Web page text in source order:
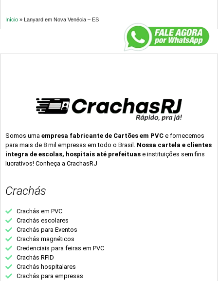
Início » Lanyard em Nova Venécia – ES
Somos uma empresa fabricante de Cartões em PVC e fornecemos
para mais de 8 mil empresas em todo o Brasil. Nossa cartela e clientes
integra de escolas, hospitais até prefeituas e instituições sem fins
lucrativos! Conheça a CrachasRJ
Crachás
Crachás em PVC
Crachás escolares
Crachás para Eventos
Crachás magnéticos
Credenciais para feiras em PVC
Crachás RFID
Crachás hospitalares
Crachás para empresas